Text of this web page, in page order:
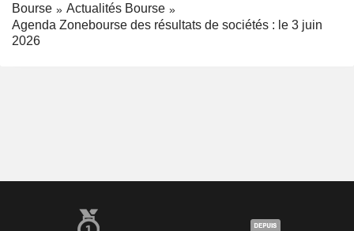
Bourse
Actualités Bourse
Agenda Zonebourse des résultats de sociétés : le 3 juin
2026